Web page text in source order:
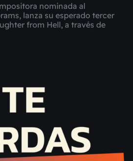
nominada al
lanza su esperado tercer
from Hell, a través de